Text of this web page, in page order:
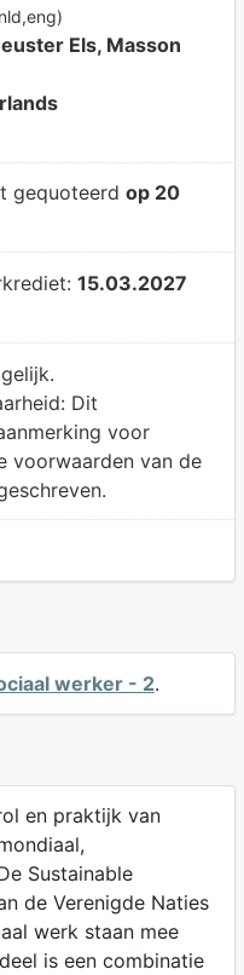
Els, Masson
gequoteerd op 20
15.03.2027
Dit
voor
voorwaarden van de
werker - 2.
en praktijk van
Sustainable
de Verenigde Naties
werk staan mee
is een combinatie